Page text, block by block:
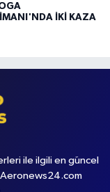
İKİ KAZA
ile ilgili en güncel
Aeronews24.com